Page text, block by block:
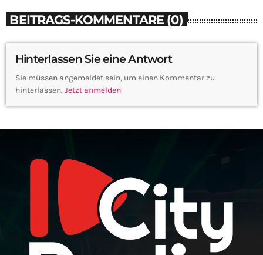
BEITRAGS-KOMMENTARE (0)
Hinterlassen Sie eine Antwort
Sie müssen angemeldet sein, um einen Kommentar zu
hinterlassen. Jetzt anmelden